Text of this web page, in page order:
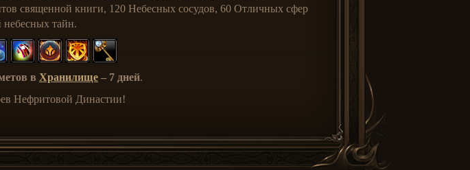
священной книги, 120 Небесных сосудов, 60 Отличных сфер
тайн.
в Хранилище – 7 дней.
Нефритовой Династии!